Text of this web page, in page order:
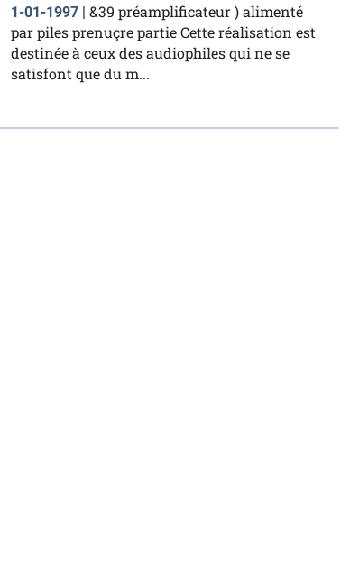
1-01-1997 | &39 préamplificateur ) alimenté
par piles prenuçre partie Cette réalisation est
destinée à ceux des audiophiles qui ne se
satisfont que du m...